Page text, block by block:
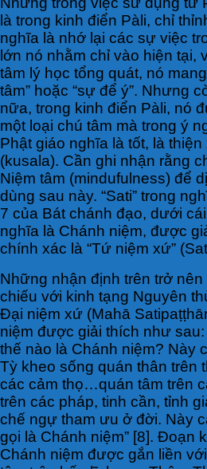
là trong kinh điển Pàli, chỉ
nghĩa là nhớ lại các sự việc
lớn nó nhằm chỉ vào hiện tại,
tâm lý học tổng quát, nó
tâm” hoặc “sự để ý”. Nhưng
nữa, trong kinh điển Pàli, nó
một loại chú tâm mà trong ý
Phật giáo nghĩa là tốt, là
(kusala). Cần ghi nhận rằng
Niệm tâm (mindufulness) để
dùng sau này. “Sati” trong
7 của Bát chánh đạo, dưới cái
nghĩa là Chánh niệm, được
chính xác là “Tứ niệm xứ”
Những nhận định trên trở
chiếu với kinh tạng Nguyên
Đại niệm xứ (Mahā
niệm được giải thích như sau:
thế nào là Chánh niệm? Này
Tỳ kheo sống quán thân trên
các cảm thọ…quán tâm trên
trên các pháp, tinh cần, tỉnh
chế ngự tham ưu ở đời. Này
gọi là Chánh niệm” [8]. Đoạn
Chánh niệm được gắn liền